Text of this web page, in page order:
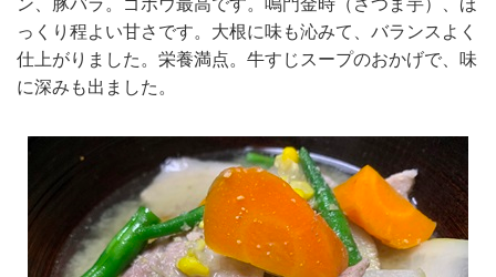
ン、豚バラ。ゴボウ最高です。鳴門金時（さつま芋）、ほ
っくり程よい甘さです。大根に味も沁みて、バランスよく
仕上がりました。栄養満点。牛すじスープのおかげで、味
に深みも出ました。